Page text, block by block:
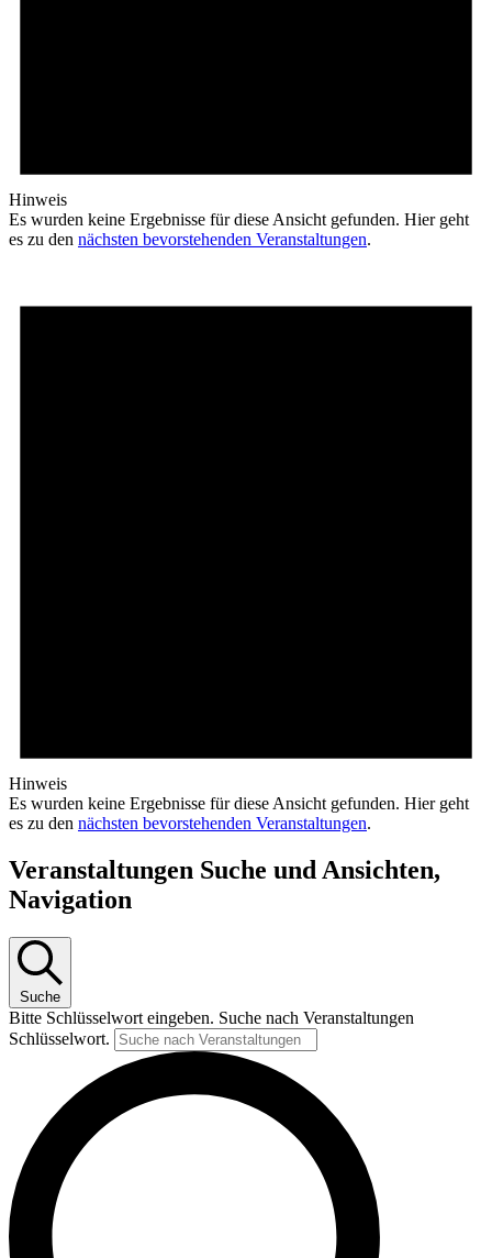
Hinweis
Es wurden keine Ergebnisse für diese Ansicht gefunden. Hier geht
es zu den nächsten bevorstehenden Veranstaltungen.
Hinweis
Es wurden keine Ergebnisse für diese Ansicht gefunden. Hier geht
es zu den nächsten bevorstehenden Veranstaltungen.
Veranstaltungen Suche und Ansichten,
Navigation
Suche
Bitte Schlüsselwort eingeben. Suche nach Veranstaltungen
Schlüsselwort.